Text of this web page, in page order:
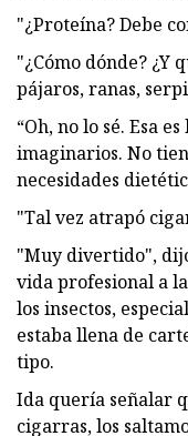
"¿Proteína? Debe
"¿Cómo dónde? ¿Y
pájaros, ranas,
“Oh, no lo sé. Esa
imaginarios. No
necesidades
"Tal vez atrapó
"Muy divertido",
vida profesional a
los insectos,
estaba llena de
tipo.
Ida quería señalar
cigarras, los